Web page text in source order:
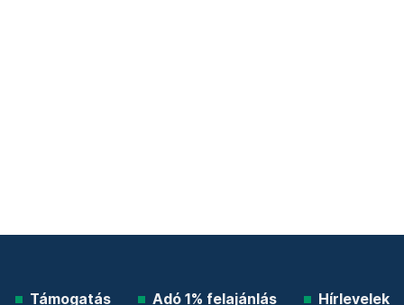
Támogatás Adó 1% felajánlás Hírlevelek